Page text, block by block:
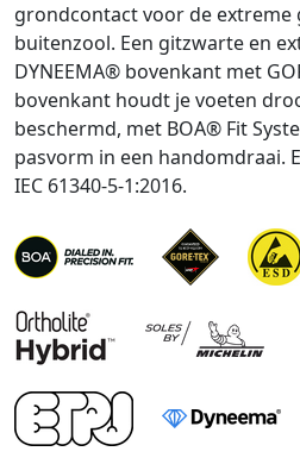
grondcontact voor de
buitenzool. Een gitzwarte en
DYNEEMA® bovenkant met
bovenkant houdt je voeten
beschermd, met BOA® Fit
pasvorm in een handomdraai.
IEC 61340-5-1:2016.